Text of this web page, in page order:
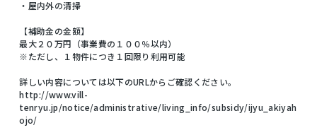
・屋内外の清掃
【補助金の金額】
最大２０万円（事業費の１００％以内）
※ただし、１物件につき１回限り利用可能
詳しい内容については以下のURLからご確認ください。
http://www.vill-
tenryu.jp/notice/administrative/living_info/subsidy/ijyu_akiyah
ojo/